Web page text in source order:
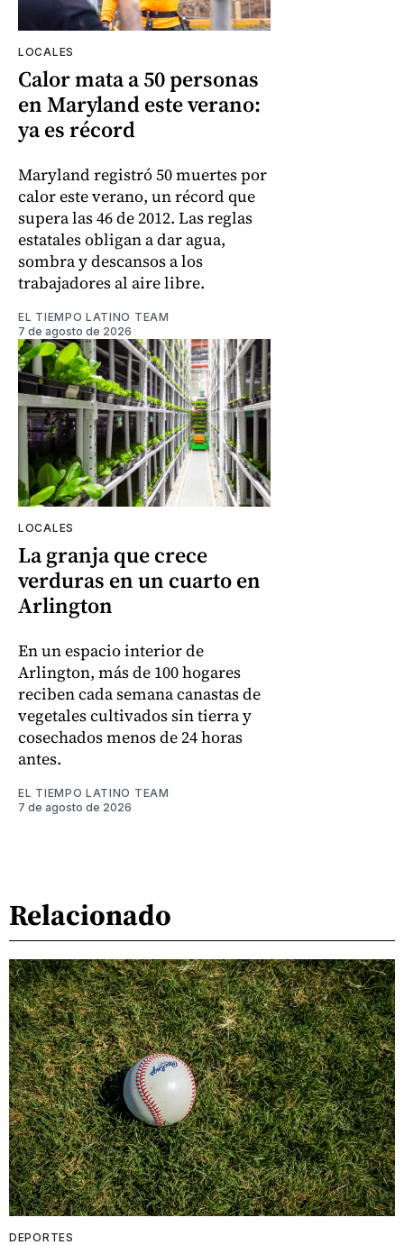
LOCALES
Calor mata a 50 personas
en Maryland este verano:
ya es récord
Maryland registró 50 muertes por
calor este verano, un récord que
supera las 46 de 2012. Las reglas
estatales obligan a dar agua,
sombra y descansos a los
trabajadores al aire libre.
EL TIEMPO LATINO TEAM
7 de agosto de 2026
LOCALES
La granja que crece
verduras en un cuarto en
Arlington
En un espacio interior de
Arlington, más de 100 hogares
reciben cada semana canastas de
vegetales cultivados sin tierra y
cosechados menos de 24 horas
antes.
EL TIEMPO LATINO TEAM
7 de agosto de 2026
Relacionado
DEPORTES